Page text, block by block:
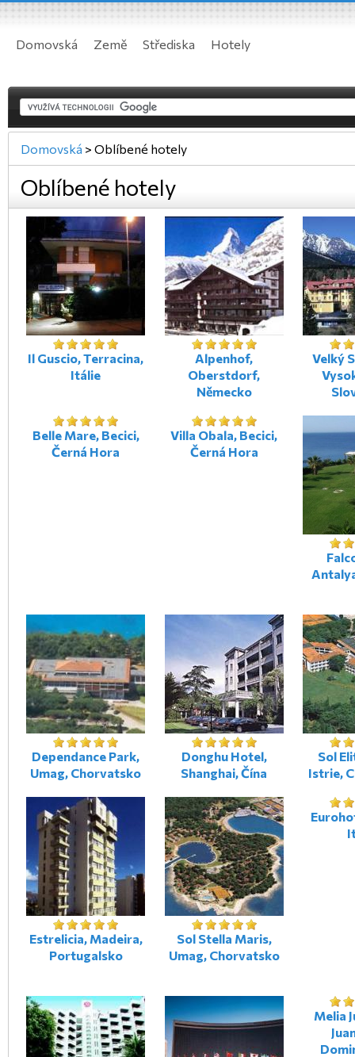
Domovská Země Střediska Hotely
Domovská > Oblíbené hotely
Oblíbené hotely
Il Guscio, Terracina,
Itálie
Alpenhof,
Oberstdorf,
Německo
Velký
Belle Mare, Becici,
Černá Hora
Villa Obala, Becici,
Černá Hora
Dependance Park,
Umag, Chorvatsko
Donghu Hotel,
Shanghai, Čína
Sol
Istrie,
Estrelicia, Madeira,
Portugalsko
Sol Stella Maris,
Umag, Chorvatsko
Melia